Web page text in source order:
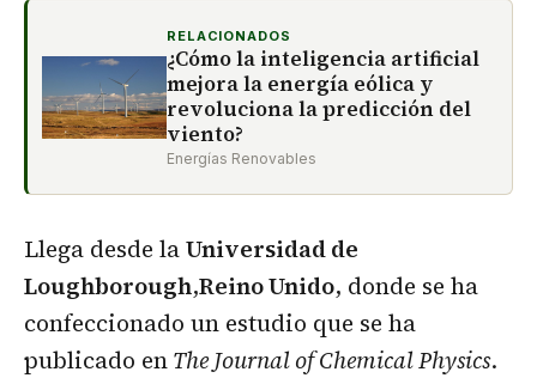
RELACIONADOS
¿Cómo la inteligencia artificial
mejora la energía eólica y
revoluciona la predicción del
viento?
Energías Renovables
Llega desde laUniversidad de
Loughborough,Reino Unido, donde se ha
confeccionado un estudio que se ha
publicado enThe Journal of Chemical Physics.